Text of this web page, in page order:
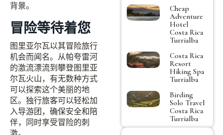
背景。
冒险等待着您
图里亚尔瓦以其冒险旅行
机会而闻名。从帕夸雷河
的激流漂流到攀登图里亚
尔瓦火山，有无数种方式
可以探索这个美丽的地
区。独行旅客可以轻松加
入导游团，确保安全和陪
伴，同时享受冒险的刺
激。
Cheap
Adventure
Hotel
Costa Rica
Turrialba
Costa Rica
Resort
Hiking Spa
Turrialba
Birding
Solo Travel
Costa Rica
Turrialba